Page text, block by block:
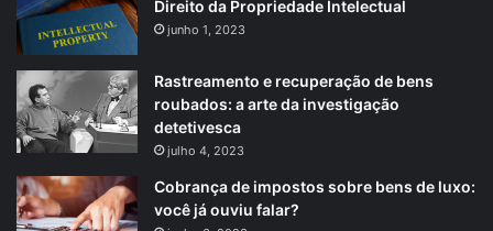
Direito da Propriedade Intelectual
junho 1, 2023
Rastreamento e recuperação de bens
roubados: a arte da investigação
detetivesca
julho 4, 2023
Cobrança de impostos sobre bens de luxo:
você já ouviu falar?